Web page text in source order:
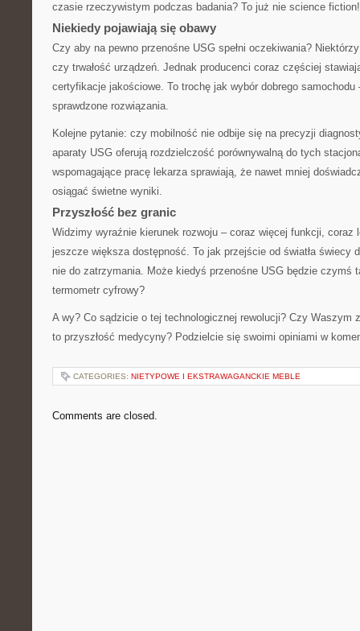
czasie rzeczywistym podczas badania? To już nie science fiction!
Niekiedy pojawiają się obawy
Czy aby na pewno przenośne USG spełni oczekiwania?
czy trwałość urządzeń. Jednak producenci coraz częściej
certyfikacje jakościowe. To trochę jak wybór dobrego samochodu
sprawdzone rozwiązania.
Kolejne pytanie: czy mobilność nie odbije się na precyzji
aparaty USG oferują rozdzielczość porównywalną do tych
wspomagające pracę lekarza sprawiają, że nawet mniej
osiągać świetne wyniki.
Przyszłość bez granic
Widzimy wyraźnie kierunek rozwoju – coraz więcej funkcji, coraz
jeszcze większa dostępność. To jak przejście od światła świecy
nie do zatrzymania. Może kiedyś przenośne USG będzie czymś
termometr cyfrowy?
A wy? Co sądzicie o tej technologicznej rewolucji? Czy Waszym
to przyszłość medycyny? Podzielcie się swoimi opiniami w
CATEGORIES: NIETYPOWE I EKSTRAWAGANCKIE MEBLE
Comments are closed.